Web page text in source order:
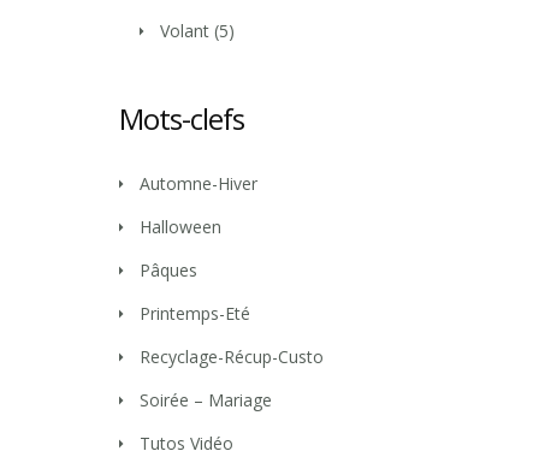
Volant (5)
Mots-clefs
Automne-Hiver
Halloween
Pâques
Printemps-Eté
Recyclage-Récup-Custo
Soirée – Mariage
Tutos Vidéo